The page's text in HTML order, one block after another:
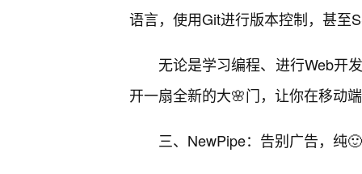
语言，使用Git进行版本控制，甚至
无论是学习编程、进行Web开
开一扇全新的大🌸门，让你在移动
三、NewPipe：告别广告，纯